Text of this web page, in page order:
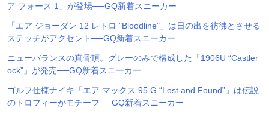
ア フォース 1」が登場──GQ新着スニーカー
「エア ジョーダン 12 レトロ "Bloodline"」は日の出を彷彿とさせる
ステッチがアクセント──GQ新着スニーカー
ニューバランスの真骨頂。グレーのみで構成した「1906U “Castler
ock”」が発売──GQ新着スニーカー
ゴルフ仕様ナイキ「エア マックス 95 G “Lost and Found”」は伝説
のトロフィーがモチーフ──GQ新着スニーカー